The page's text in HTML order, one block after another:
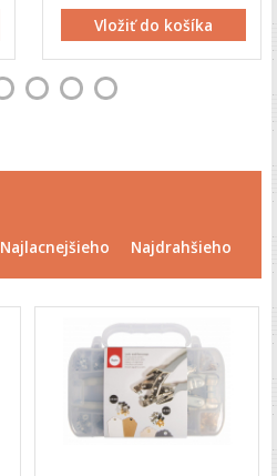
Vložiť do košíka
Najlacnejšieho Najdrahšieho